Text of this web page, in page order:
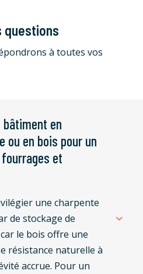
questions
à toutes vos
en
ou en bois pour un
et
une charpente
de stockage de
le bois offre une
résistance naturelle à
accrue. Pour un